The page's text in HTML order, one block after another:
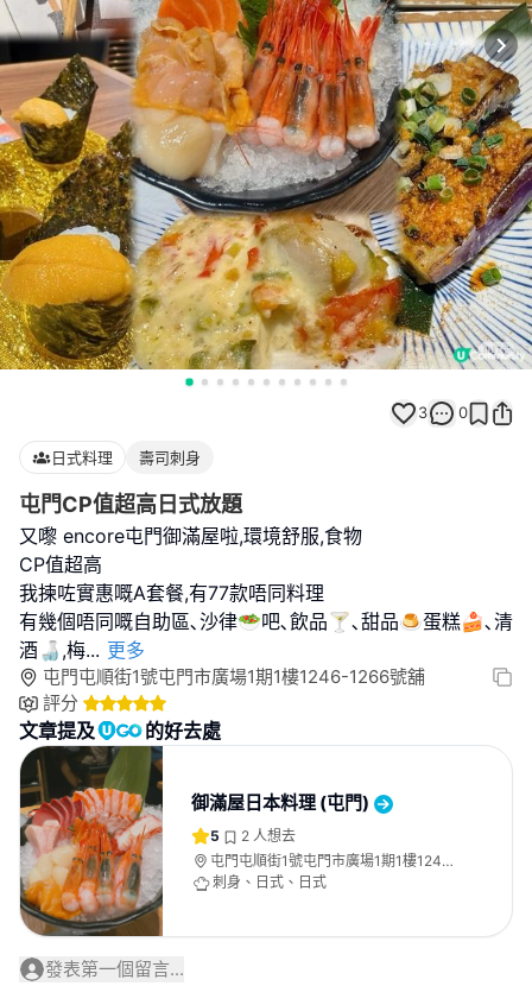
3 0
日式料理 壽司刺身
屯門CP值超高日式放題
又嚟 encore屯門御滿屋啦,環境舒服,食物
CP值超高
我揀咗實惠嘅A套餐,有77款唔同料理
有幾個唔同嘅自助區､沙律🥗吧､飲品🍸､甜品🍮蛋糕🍰､清
酒🍶,梅... 更多
屯門屯順街1號屯門市廣場1期1樓1246-1266號舖
評分
文章提及 的好去處
御滿屋日本料理 (屯門)
5 2 人想去
屯門屯順街1號屯門市廣場1期1樓1246-
1266號舖
刺身、日式、日式
發表第一個留言...